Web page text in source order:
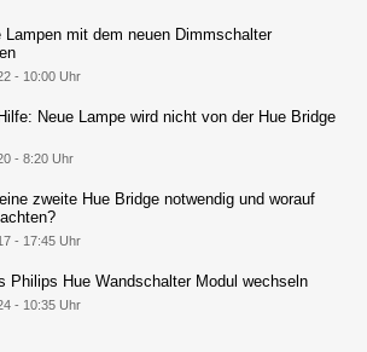
Lampen mit dem neuen Dimmschalter
- 10:00 Uhr
Neue Lampe wird nicht von der Hue Bridge
- 8:20 Uhr
zweite Hue Bridge notwendig und worauf
- 17:45 Uhr
Philips Hue Wandschalter Modul wechseln
- 10:35 Uhr